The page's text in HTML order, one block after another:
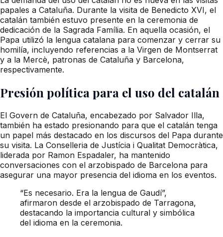
papales a Cataluña. Durante la visita de Benedicto XVI, el
catalán también estuvo presente en la ceremonia de
dedicación de la Sagrada Família. En aquella ocasión, el
Papa utilizó la lengua catalana para comenzar y cerrar su
homilía, incluyendo referencias a la Virgen de Montserrat
y a la Mercè, patronas de Cataluña y Barcelona,
respectivamente.
Presión política para el uso del catalán
El Govern de Cataluña, encabezado por Salvador Illa,
también ha estado presionando para que el catalán tenga
un papel más destacado en los discursos del Papa durante
su visita. La Conselleria de Justícia i Qualitat Democràtica,
liderada por Ramon Espadaler, ha mantenido
conversaciones con el arzobispado de Barcelona para
asegurar una mayor presencia del idioma en los eventos.
“Es necesario. Era la lengua de Gaudí”,
afirmaron desde el arzobispado de Tarragona,
destacando la importancia cultural y simbólica
del idioma en la ceremonia.